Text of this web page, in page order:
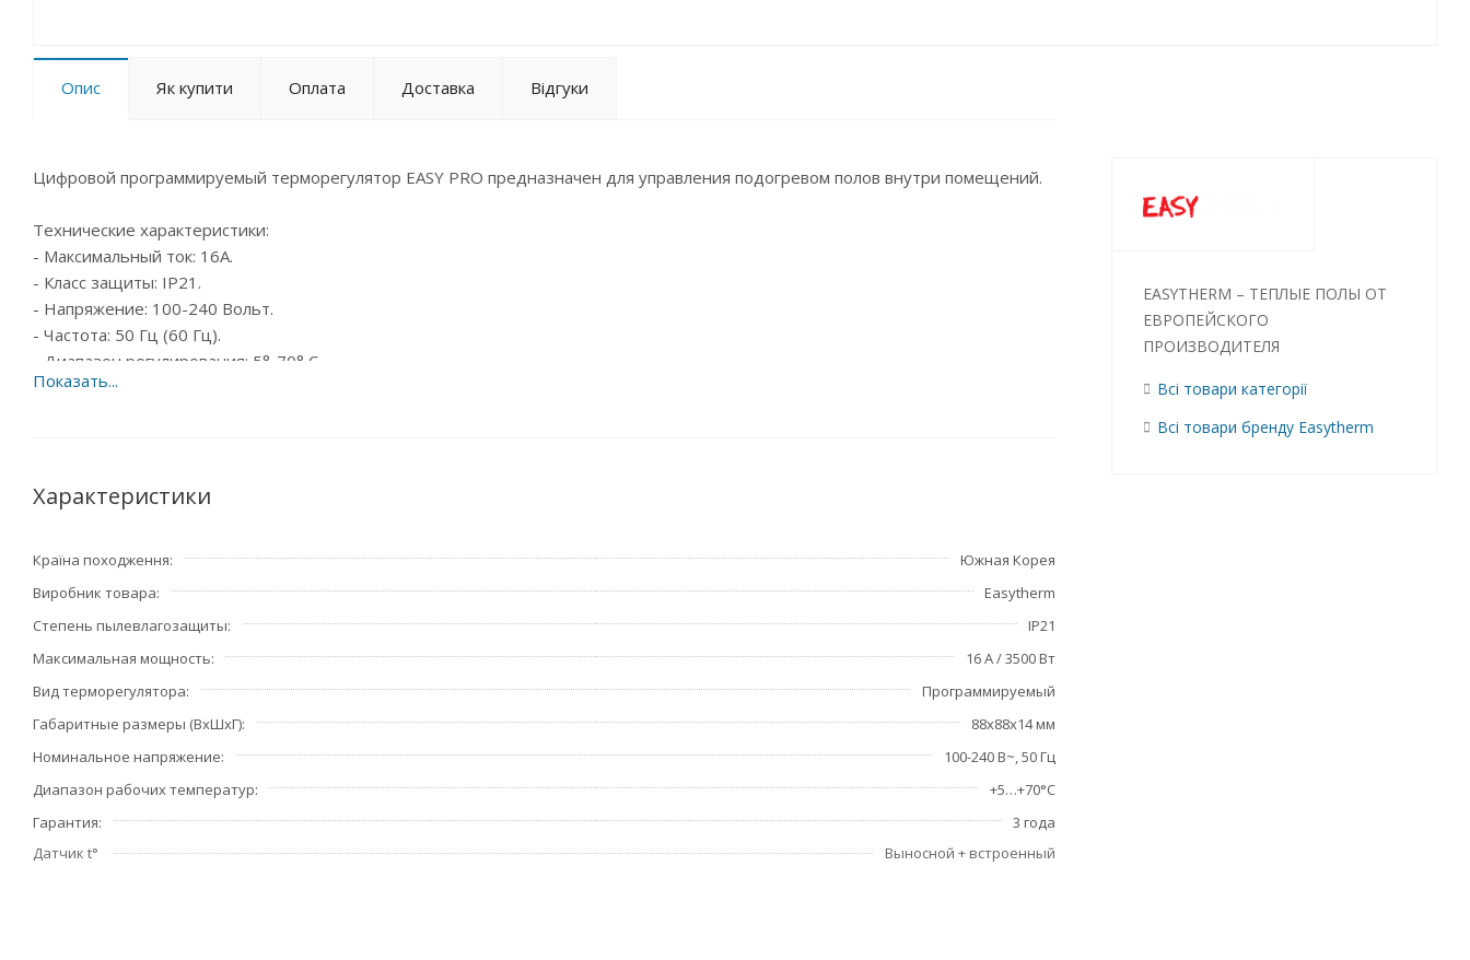
Опис Як купити Оплата Доставка Відгуки
Цифровой программируемый терморегулятор EASY PRO предназначен для управления подогревом полов внутри помещений.
Технические характеристики:
- Максимальный ток: 16А.
- Класс защиты: IP21.
- Напряжение: 100-240 Вольт.
- Частота: 50 Гц (60 Гц).
- Диапазон регулирования: 5°-70° С.
Характеристики
Країна походження
Южная Корея
Виробник товара
Easytherm
Степень пылевлагозащиты
IP21
Максимальная мощность
16 А / 3500 Вт
Вид терморегулятора
Программируемый
Габаритные размеры (ВхШхГ)
88х88х14 мм
Номинальное напряжение
100-240 В~, 50 Гц
Диапазон рабочих температур
+5…+70°С
Гарантия
3 года
Датчик t°
Выносной + встроенный
EASYTHERM – ТЕПЛЫЕ ПОЛЫ ОТ
ЕВРОПЕЙСКОГО
ПРОИЗВОДИТЕЛЯ
Всі товари категорії
Всі товари бренду Easytherm